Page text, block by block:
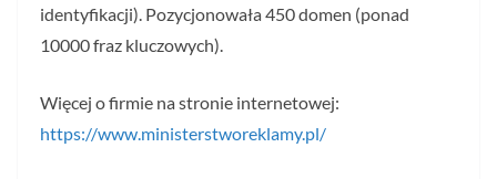
identyfikacji). Pozycjonowała 450 domen (ponad
10000 fraz kluczowych).
Więcej o firmie na stronie internetowej:
https://www.ministerstworeklamy.pl/